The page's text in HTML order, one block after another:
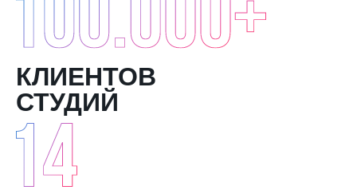
КЛИЕНТОВ
СТУДИЙ